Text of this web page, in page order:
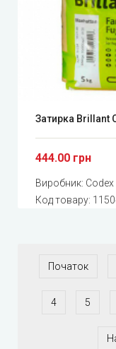
Затирка Brillant
444.00 грн
Виробник: Codex
Код товару:
Початок
4 5